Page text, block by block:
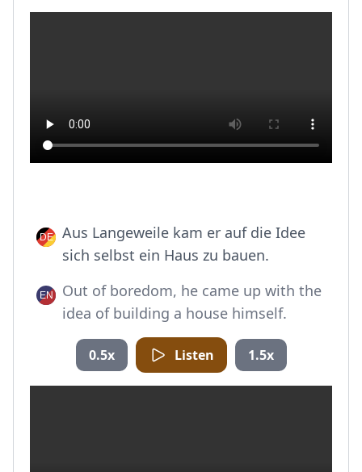
Aus Langeweile kam er auf die Idee
sich selbst ein Haus zu bauen.
Out of boredom, he came up with the
idea of building a house himself.
0.5x Listen 1.5x